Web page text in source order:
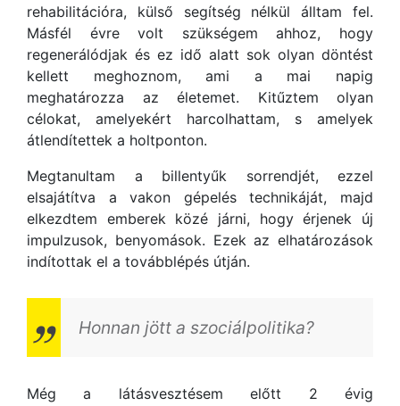
rehabilitációra, külső segítség nélkül álltam fel.
Másfél évre volt szükségem ahhoz, hogy
regenerálódjak és ez idő alatt sok olyan döntést
kellett meghoznom, ami a mai napig
meghatározza az életemet. Kitűztem olyan
célokat, amelyekért harcolhattam, s amelyek
átlendítettek a holtponton.
Megtanultam a billentyűk sorrendjét, ezzel
elsajátítva a vakon gépelés technikáját, majd
elkezdtem emberek közé járni, hogy érjenek új
impulzusok, benyomások. Ezek az elhatározások
indítottak el a továbblépés útján.
Honnan jött a szociálpolitika?
Még a látásvesztésem előtt 2 évig